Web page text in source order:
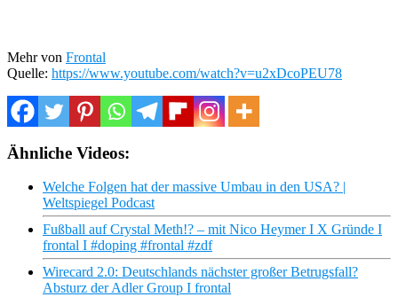
Mehr von Frontal
Quelle: https://www.youtube.com/watch?v=u2xDcoPEU78
Ähnliche Videos:
Welche Folgen hat der massive Umbau in den USA? |
Weltspiegel Podcast
Fußball auf Crystal Meth!? – mit Nico Heymer I X Gründe I
frontal I #doping #frontal #zdf
Wirecard 2.0: Deutschlands nächster großer Betrugsfall?
Absturz der Adler Group I frontal